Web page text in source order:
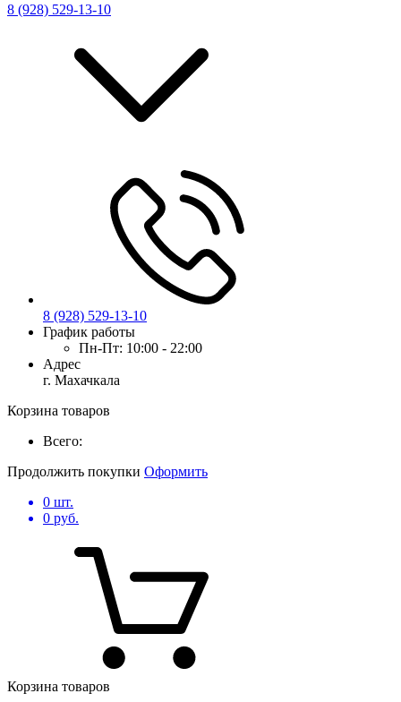
8 (928) 529-13-10
8 (928) 529-13-10
График работы
Пн-Пт: 10:00 - 22:00
Адрес
г. Махачкала
Корзина товаров
Всего:
Продолжить покупки Оформить
0 шт.
0 руб.
Корзина товаров